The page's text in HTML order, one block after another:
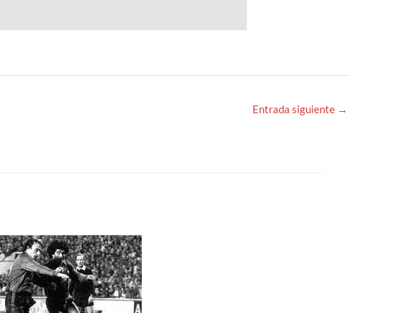
Entrada siguiente →